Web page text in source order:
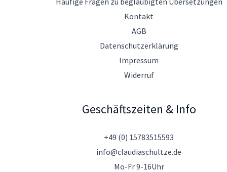
Kontakt
AGB
Datenschutzerklärung
Impressum
Widerruf
Geschäftszeiten & Info
+49 (0) 15783515593
info@claudiaschultze.de
Mo-Fr 9-16Uhr